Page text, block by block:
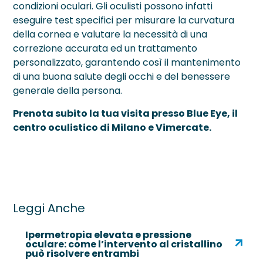
condizioni oculari. Gli oculisti possono infatti
eseguire test specifici per misurare la curvatura
della cornea e valutare la necessità di una
correzione accurata ed un trattamento
personalizzato, garantendo così il mantenimento
di una buona salute degli occhi e del benessere
generale della persona.
Prenota subito la tua visita presso Blue Eye, il
centro oculistico di Milano e Vimercate.
Leggi Anche
Ipermetropia elevata e pressione
oculare: come l’intervento al cristallino
può risolvere entrambi